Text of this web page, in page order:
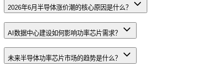
2026年6月半导体涨价潮的核心原因是什么？
AI数据中心建设如何影响功率芯片需求？
未来半导体功率芯片市场的趋势是什么？